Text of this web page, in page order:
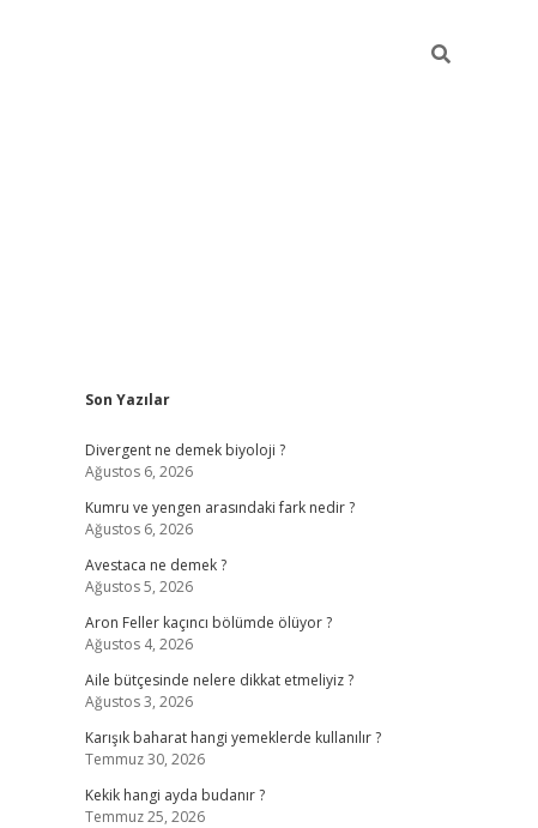
Sidebar
Son Yazılar
Divergent ne demek biyoloji ?
Ağustos 6, 2026
Kumru ve yengen arasındaki fark nedir ?
Ağustos 6, 2026
Avestaca ne demek ?
Ağustos 5, 2026
Aron Feller kaçıncı bölümde ölüyor ?
Ağustos 4, 2026
Aile bütçesinde nelere dikkat etmeliyiz ?
Ağustos 3, 2026
Karışık baharat hangi yemeklerde kullanılır ?
Temmuz 30, 2026
Kekik hangi ayda budanır ?
Temmuz 25, 2026
vdcasino güncel giriş